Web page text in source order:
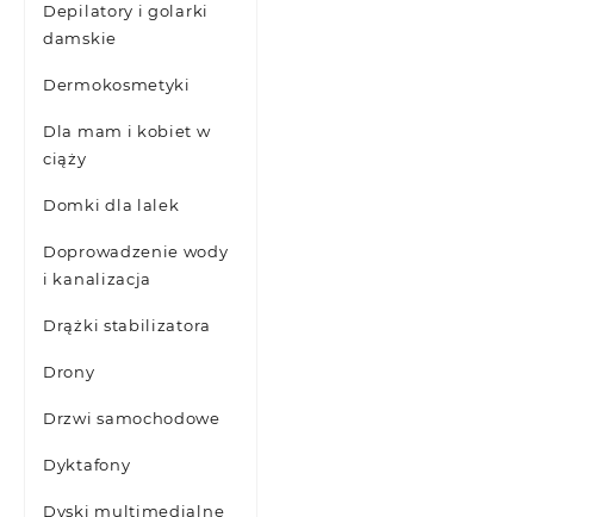
Depilatory i golarki
damskie
Dermokosmetyki
Dla mam i kobiet w
ciąży
Domki dla lalek
Doprowadzenie wody
i kanalizacja
Drążki stabilizatora
Drony
Drzwi samochodowe
Dyktafony
Dyski multimedialne